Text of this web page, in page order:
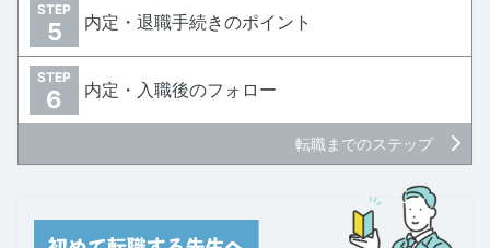
STEP
5 内定・退職手続きのポイント
STEP
6 内定・入職後のフォロー
転職までのステップ